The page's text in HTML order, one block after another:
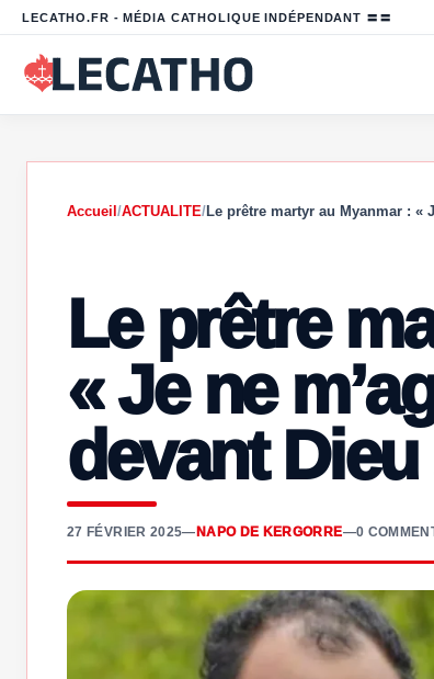
LECATHO.FR - MÉDIA CATHOLIQUE INDÉPENDANT 〓〓
Accueil /ACTUALITE/Le prêtre martyr au Myanmar : «
Le prêtre
« Je ne
devant Dieu
27 FÉVRIER 2025— NAPO DE KERGORRE—0